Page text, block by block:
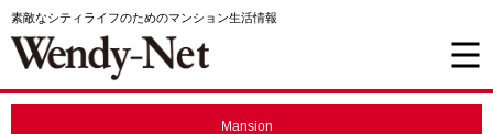
素敵なシティライフのためのマンション生活情報
Mansion